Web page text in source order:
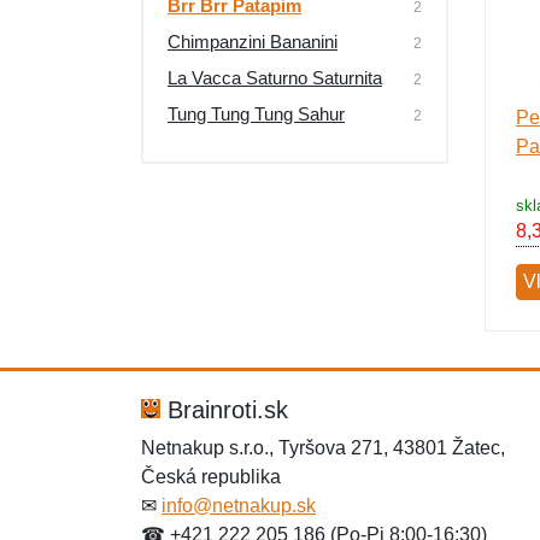
Výpredaj
Brr Brr Patapim 2
Chimpanzini Bananini 2
La Vacca Saturno Saturnita 2
Tung Tung Tung Sahur 2
Brainroti.sk
Netnakup s.r.o., Tyršova 271, 43801 Žatec,
Česká republika
✉ info@netnakup.sk
☎ +421 222 205 186 (Po-Pi 8:00-16:30)